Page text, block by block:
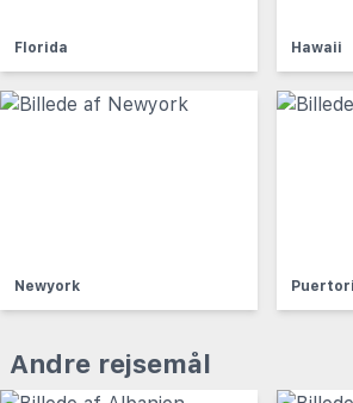
Florida Hawaii
Newyork
Andre rejsemål